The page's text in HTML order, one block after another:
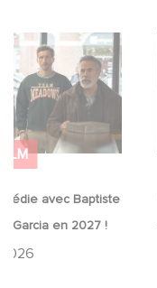
FILM
avec Baptiste
Garcia en 2027 !
avec
et José Garcia